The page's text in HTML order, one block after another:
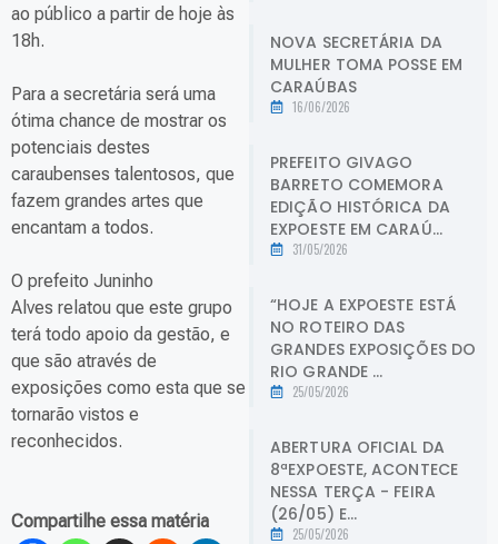
ao público a partir de hoje às
18h.
Para a secretária será uma
ótima chance de mostrar os
potenciais destes
caraubenses talentosos, que
fazem grandes artes que
encantam a todos.
O prefeito Juninho
Alves relatou que este grupo
terá todo apoio da gestão, e
que são através de
exposições como esta que se
tornarão vistos e
reconhecidos.
Compartilhe essa matéria
NOVA SECRETÁRIA DA
MULHER TOMA POSSE EM
CARAÚBAS
16/06/2026
PREFEITO GIVAGO
BARRETO COMEMORA
EDIÇÃO HISTÓRICA DA
EXPOESTE EM CARAÚ...
31/05/2026
“HOJE A EXPOESTE ESTÁ
NO ROTEIRO DAS
GRANDES EXPOSIÇÕES DO
RIO GRANDE ...
25/05/2026
ABERTURA OFICIAL DA
8ªEXPOESTE, ACONTECE
NESSA TERÇA - FEIRA
(26/05) E...
25/05/2026